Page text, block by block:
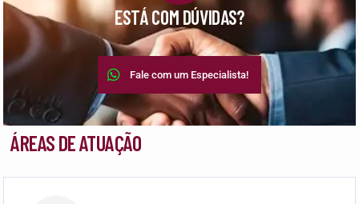
ESTÁ COM DÚVIDAS?
Fale com um Especialista!
ÁREAS DE ATUAÇÃO